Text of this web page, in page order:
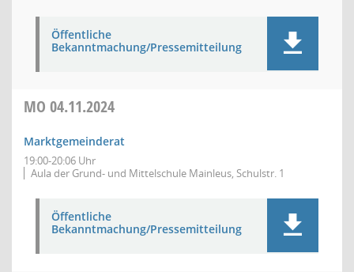
Öffentliche
Bekanntmachung/Pressemitteilung
MO 04.11.2024
Marktgemeinderat
19:00-20:06 Uhr
Aula der Grund- und Mittelschule Mainleus, Schulstr. 1
Öffentliche
Bekanntmachung/Pressemitteilung